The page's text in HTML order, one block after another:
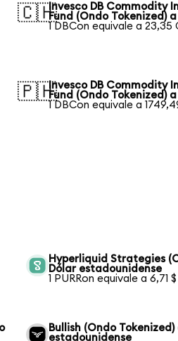
🇨🇭Invesco DB Commodity
Fund (Ondo Tokenized)
1 DBCon equivale a 23,35
🇵🇭Invesco DB Commodity
Fund (Ondo Tokenized)
1 DBCon equivale a
Hyperliquid Strategies
Dólar estadounidense
1 PURRon equivale a 6,71 $
Bullish (Ondo Tokenized)
estadounidense